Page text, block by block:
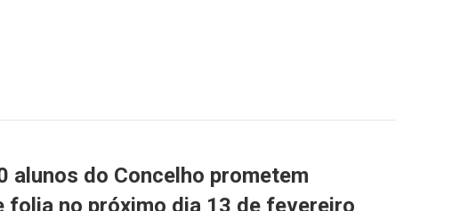
alunos do Concelho prometem
folia no próximo dia 13 de fevereiro